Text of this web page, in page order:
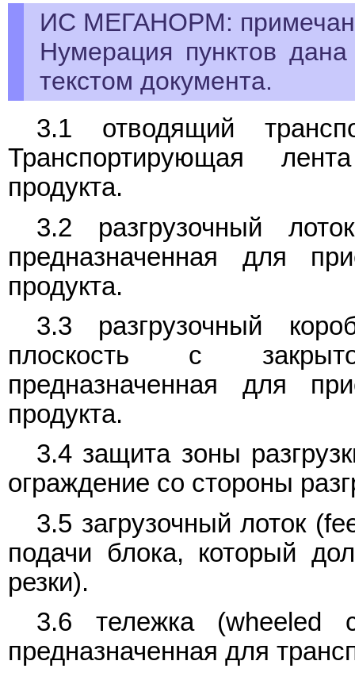
ИС МЕГАНОРМ:
Нумерация пунктов
текстом документа.
3.1 отводящий
Транспортирующая
продукта.
3.2 разгрузочный
предназначенная для
продукта.
3.3 разгрузочный
плоскость с
предназначенная для
продукта.
3.4 защита зоны
ограждение со стороны
3.5 загрузочный лоток
подачи блока, который
резки).
3.6 тележка (wheeled
предназначенная для